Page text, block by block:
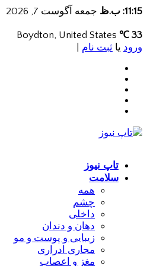
11:15: ب.ظ جمعه آگوست 7, 2026
33 ℃
ورود یا ثبت نام
تاپ نیوز
سلامت
همه
چشم
داخلی
دهان و دندان
زیبایی و پوست و مو
مجاری ادراری
مغز و اعصاب